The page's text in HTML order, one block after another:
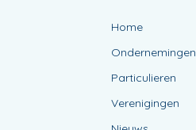
Home
Ondernemingen
Particulieren
Verenigingen